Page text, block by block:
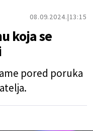
08.09.2024. 13:15
koja se
pored poruka